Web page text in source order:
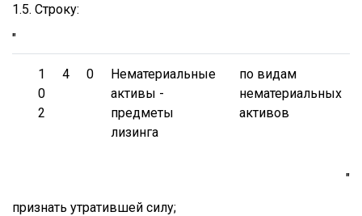
1.5. Строку:
"
1
0
2
4 0
Нематериальные
активы -
предметы
лизинга
по видам
нематериальных
активов
"
признать утратившей силу;